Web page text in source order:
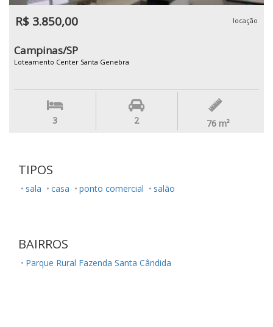
R$ 3.850,00 locação
Campinas/SP
Loteamento Center Santa Genebra
3 2 76 m²
TIPOS
sala casa ponto comercial salão
BAIRROS
Parque Rural Fazenda Santa Cândida